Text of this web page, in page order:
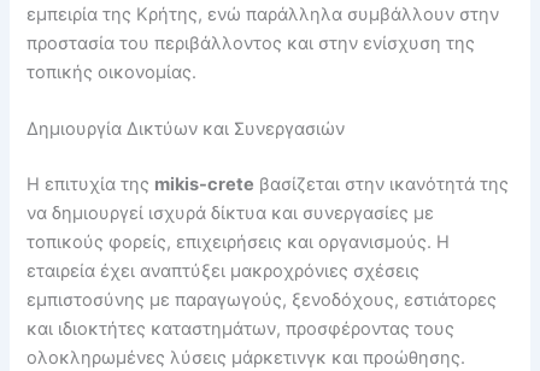
εμπειρία της Κρήτης, ενώ παράλληλα συμβάλλουν στην
προστασία του περιβάλλοντος και στην ενίσχυση της
τοπικής οικονομίας.
Δημιουργία Δικτύων και Συνεργασιών
Η επιτυχία της mikis-crete βασίζεται στην ικανότητά της
να δημιουργεί ισχυρά δίκτυα και συνεργασίες με
τοπικούς φορείς, επιχειρήσεις και οργανισμούς. Η
εταιρεία έχει αναπτύξει μακροχρόνιες σχέσεις
εμπιστοσύνης με παραγωγούς, ξενοδόχους, εστιάτορες
και ιδιοκτήτες καταστημάτων, προσφέροντας τους
ολοκληρωμένες λύσεις μάρκετινγκ και προώθησης.